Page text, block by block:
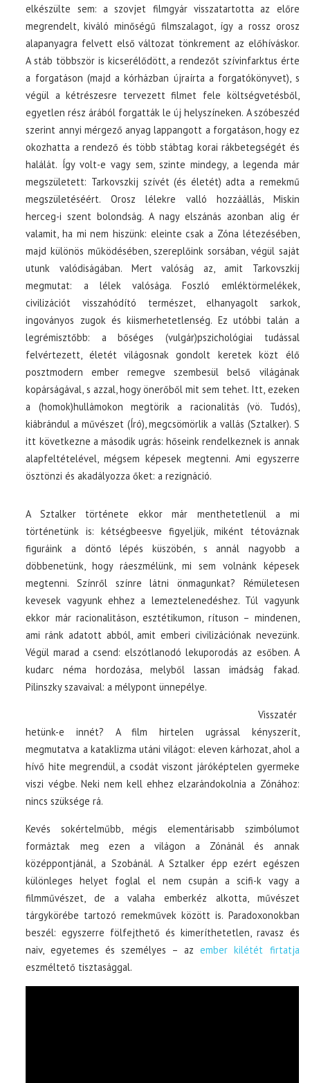
elkészülte sem: a szovjet filmgyár visszatartotta az előre
megrendelt, kiváló minőségű filmszalagot, így a rossz orosz
alapanyagra felvett első változat tönkrement az előhíváskor.
A stáb többször is kicserélődött, a rendezőt szívinfarktus érte
a forgatáson (majd a kórházban újraírta a forgatókönyvet), s
végül a kétrészesre tervezett filmet fele költségvetésből,
egyetlen rész árából forgatták le új helyszíneken. A szóbeszéd
szerint annyi mérgező anyag lappangott a forgatáson, hogy ez
okozhatta a rendező és több stábtag korai rákbetegségét és
halálát. Így volt-e vagy sem, szinte mindegy, a legenda már
megszületett: Tarkovszkij szívét (és életét) adta a remekmű
megszületéséért. Orosz lélekre valló hozzáállás, Miskin
herceg-i szent bolondság. A nagy elszánás azonban alig ér
valamit, ha mi nem hiszünk: eleinte csak a Zóna létezésében,
majd különös működésében, szereplőink sorsában, végül saját
utunk valódiságában. Mert valóság az, amit Tarkovszkij
megmutat: a lélek valósága. Foszló emléktörmelékek,
civilizációt visszahódító természet, elhanyagolt sarkok,
ingoványos zugok és kiismerhetetlenség. Ez utóbbi talán a
legrémisztőbb: a bőséges (vulgár)pszichológiai tudással
felvértezett, életét világosnak gondolt keretek közt élő
posztmodern ember remegve szembesül belső világának
kopárságával, s azzal, hogy önerőből mit sem tehet. Itt, ezeken
a (homok)hullámokon megtörik a racionalitás (vö. Tudós),
kiábrándul a művészet (Író), megcsömörlik a vallás (Sztalker). S
itt következne a második ugrás: hőseink rendelkeznek is annak
alapfeltételével, mégsem képesek megtenni. Ami egyszerre
ösztönzi és akadályozza őket: a rezignáció.
A Sztalker története ekkor már menthetetlenül a mi
történetünk is: kétségbeesve figyeljük, miként tétováznak
figuráink a döntő lépés küszöbén, s annál nagyobb a
döbbenetünk, hogy ráeszmélünk, mi sem volnánk képesek
megtenni. Színről színre látni önmagunkat? Rémületesen
kevesek vagyunk ehhez a lemeztelenedéshez. Túl vagyunk
ekkor már racionalitáson, esztétikumon, rítuson – mindenen,
ami ránk adatott abból, amit emberi civilizációnak nevezünk.
Végül marad a csend: elszótlanodó lekuporodás az esőben. A
kudarc néma hordozása, melyből lassan imádság fakad.
Pilinszky szavaival: a mélypont ünnepélye.
Visszatér
hetünk-e innét? A film hirtelen ugrással kényszerít,
megmutatva a kataklizma utáni világot: eleven kárhozat, ahol a
hívő hite megrendül, a csodát viszont járóképtelen gyermeke
viszi végbe. Neki nem kell ehhez elzarándokolnia a Zónához:
nincs szüksége rá.
Kevés sokértelműbb, mégis elementárisabb szimbólumot
formáztak meg ezen a világon a Zónánál és annak
középpontjánál, a Szobánál. A Sztalker épp ezért egészen
különleges helyet foglal el nem csupán a scifi-k vagy a
filmművészet, de a valaha emberkéz alkotta, művészet
tárgykörébe tartozó remekművek között is. Paradoxonokban
beszél: egyszerre fölfejthető és kimeríthetetlen, ravasz és
naiv, egyetemes és személyes – azember kilétét firtatja
eszméltető tisztasággal.